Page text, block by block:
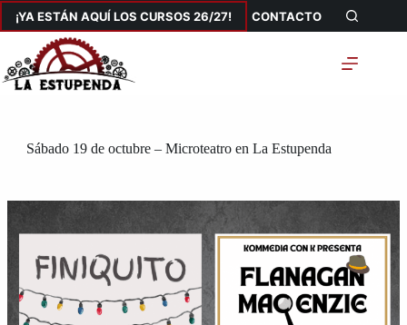
Saltar
contenido
¡YA ESTÁN AQUÍ LOS CURSOS 26/27! CONTACTO
Sábado 19 de octubre – Microteatro en La Estupenda